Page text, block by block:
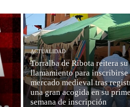
ACTUALIDAD
Torralba de Ribota reitera su
llamamiento para inscribirse
mercado medieval tras
una gran acogida en su
semana de inscripción